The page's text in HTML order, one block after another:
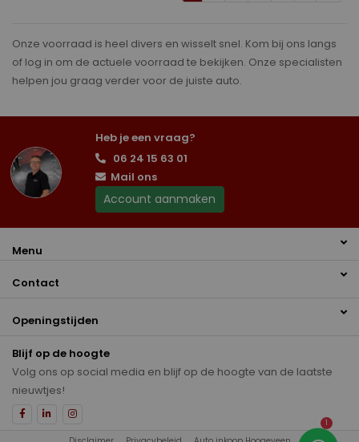
Onze voorraad is heel divers en wisselt snel. Kom bij ons langs
of log in om de actuele voorraad te bekijken. Onze specialisten
helpen jou graag verder voor de juiste auto.
Heb je een vraag?
06 24 15 63 01
Mail ons
Account aanmaken
Menu
Contact
Openingstijden
Blijf op de hoogte
Volg ons op social media en blijf op de hoogte van de laatste
nieuwtjes!
1